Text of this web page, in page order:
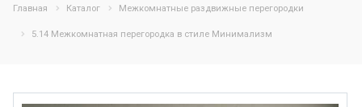
Главная Каталог Межкомнатные раздвижные перегородки
5.14 Межкомнатная перегородка в стиле Минимализм